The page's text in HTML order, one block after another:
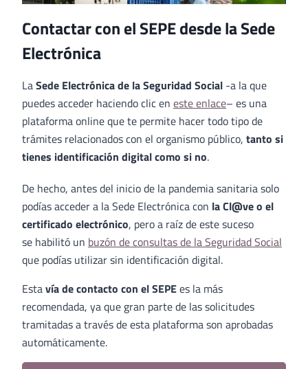
Contactar con el SEPE desde la Sede
Electrónica
LaSede Electrónica de la Seguridad Social -a la que
puedes acceder haciendo clic en este enlace– es una
plataforma online que te permite hacer todo tipo de
trámites relacionados con el organismo público, tanto si
tienes identificación digital como si no.
De hecho, antes del inicio de la pandemia sanitaria solo
podías acceder a la Sede Electrónica con la Cl@ve o el
certificado electrónico, pero a raíz de este suceso
se habilitó un buzón de consultas de la Seguridad Social
que podías utilizar sin identificación digital.
Estavía de contacto con el SEPEes la más
recomendada, ya que gran parte de las solicitudes
tramitadas a través de esta plataforma son aprobadas
automáticamente.